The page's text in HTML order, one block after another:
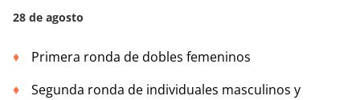
28 de agosto
Primera ronda de dobles femeninos
Segunda ronda de individuales masculinos y